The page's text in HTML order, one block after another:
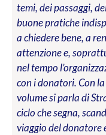
temi, dei passaggi,
buone pratiche
a chiedere bene, a
attenzione e,
nel tempo
con i donatori. Con
volume si parla di
ciclo che segna,
viaggio del donatore